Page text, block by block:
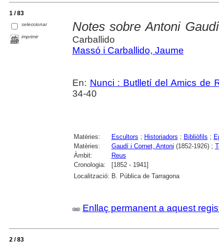
1 / 83
seleccionar
imprimir
Notes sobre Antoni
Carballido
Massó i Carballido, Jaume
En: Nunci : Butlletí del Amics de
34-40
Matèries: Escultors ; Historiadors ; Bibliòfils ;
Matèries:
Gaudí i Cornet, Antoni (1852-1926) ;
Àmbit:
Reus
Cronologia:
[1852 - 1941]
Localització: B. Pública de Tarragona
Enllaç permanent a aquest
2 / 83